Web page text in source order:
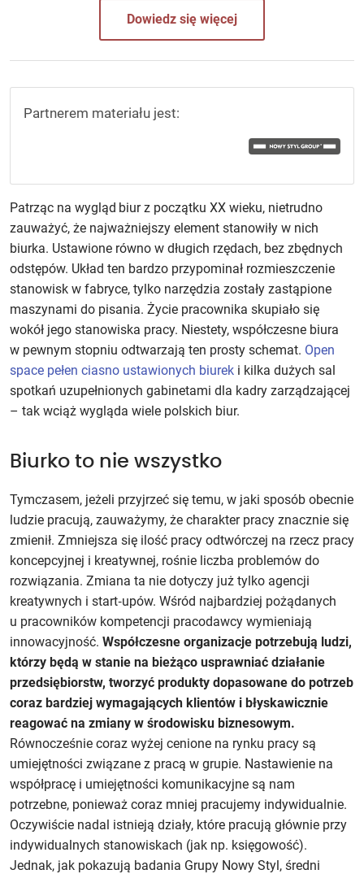
Dowiedz się więcej
Partnerem materiału jest:
Patrząc na wygląd biur z początku XX wieku, nietrudno
zauważyć, że najważniejszy element stanowiły w nich
biurka. Ustawione równo w długich rzędach, bez zbędnych
odstępów. Układ ten bardzo przypominał rozmieszczenie
stanowisk w fabryce, tylko narzędzia zostały zastąpione
maszynami do pisania. Życie pracownika skupiało się
wokół jego stanowiska pracy. Niestety, współczesne biura
w pewnym stopniu odtwarzają ten prosty schemat. Open
space pełen ciasno ustawionych biurek i kilka dużych sal
spotkań uzupełnionych gabinetami dla kadry zarządzającej
– tak wciąż wygląda wiele polskich biur.
Biurko to nie wszystko
Tymczasem, jeżeli przyjrzeć się temu, w jaki sposób obecnie
ludzie pracują, zauważymy, że charakter pracy znacznie się
zmienił. Zmniejsza się ilość pracy odtwórczej na rzecz pracy
koncepcyjnej i kreatywnej, rośnie liczba problemów do
rozwiązania. Zmiana ta nie dotyczy już tylko agencji
kreatywnych i start‑upów. Wśród najbardziej pożądanych
u pracowników kompetencji pracodawcy wymieniają
innowacyjność. Współczesne organizacje potrzebują ludzi,
którzy będą w stanie na bieżąco usprawniać działanie
przedsiębiorstw, tworzyć produkty dopasowane do potrzeb
coraz bardziej wymagających klientów i błyskawicznie
reagować na zmiany w środowisku biznesowym.
Równocześnie coraz wyżej cenione na rynku pracy są
umiejętności związane z pracą w grupie. Nastawienie na
współpracę i umiejętności komunikacyjne są nam
potrzebne, ponieważ coraz mniej pracujemy indywidualnie.
Oczywiście nadal istnieją działy, które pracują głównie przy
indywidualnych stanowiskach (jak np. księgowość).
Jednak, jak pokazują badania Grupy Nowy Styl, średni